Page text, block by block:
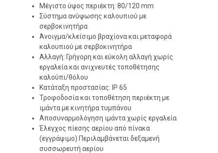
Μέγιστο ύψος περιέκτη: 80/120 mm
Σύστημα ανύψωσης καλουπιού με
σερβοκινητήρα
Άνοιγμα/κλείσιμο βραχίονα και μεταφορά
καλουπιού με σερβοκινητήρα
Αλλαγή: Γρήγορη και εύκολη αλλαγή χωρίς
εργαλεία και ανιχνευτές τοποθέτησης
καλούπι/θόλου
Κατάταξη προστασίας: IP 65
Τροφοδοσία και τοποθέτηση περιέκτη με
ιμάντα με κινητήρα τυμπάνου
Αποσυναρμολόγηση ιμάντα χωρίς εργαλεία
Έλεγχος πίεσης αερίου από πίνακα
(εγγράψιμο) Περιλαμβάνεται δεξαμενή
συσσωρευτή αερίου